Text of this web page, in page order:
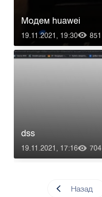
19.11.2021, 19:30 851
Модем huawei
19.11.2021, 17:16 704
dss
Назад